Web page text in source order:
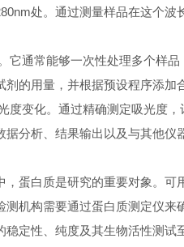
处。通过测量样品在这个波
通常能够一次性处理多个样品
用量，并根据预设程序添加
变化。通过精确测定吸光度，
析、结果输出以及与其他仪
白质是研究的重要对象。可
构需要通过蛋白质测定仪来
性、纯度及其生物活性测试